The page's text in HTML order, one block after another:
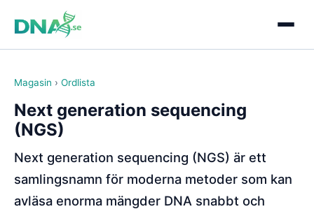
Magasin › Ordlista
Next generation sequencing
(NGS)
Next generation sequencing (NGS) är ett
samlingsnamn för moderna metoder som kan
avläsa enorma mängder DNA snabbt och